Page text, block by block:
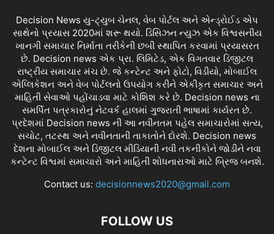
Decision News યુ-ટ્યુબ ચેનલ, વેબ પોર્ટલ અને એન્ડ્રોઈડ એપ
સાથેનો પ્રયાસ 2020માં શરૂ થયો. ડિસિઝન ન્યુઝ એક વિશ્વસનીય
ખાનગી સમાચાર નિર્માતા તરીકેની છબી સ્થાપિત કરવામાં પ્રયાસરત
છે. Decision news એક પ્રા. લિમિટેડ, એક વિગતવાર ડિજીટલ
રાષ્ટ્રીય સમાચાર મંચ છે. જે કન્ટેન્ટ અને ફોટો, વિડીયો, મોબાઈલ
એપ્લિકેશન અને વેબ પોર્ટલનો ઉપયોગ કરીને એકીકૃત સમાચાર અને
માહિતી સેવાઓ પહોંચાડવા માટે કોશિશ કરે છે. Decision news ના
સમર્પિત પત્રકારોનું નેટવર્ક હાલમાં ગુજરાતી ભાષામાં કાર્યરત છે.
પ્રદેશમાં Decision news ની આ નવીનતમ પહેલ સમાચારોમાં સત્ય,
સચોટ, તટસ્થ અને નવીનતાની તાકાતોને દોરશે. Decision news
દેશના મોબાઈલ અને ડિજીટલ મીડિયાની નવી તકનીકોને જોડીને નવા
કન્ટેન્ટ વિશ્વમાં સમાચારો અને માહિતી શોધનારાઓ માટે બ્રિજ બનશે.
Contact us: decisionnews2020@gmail.com
FOLLOW US